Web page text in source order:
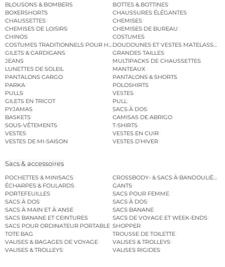
BLOUSONS & BOMBERS
BOTTES & BOTTINES
BOXERSHORTS
CHAUSSURES ÉLÉGANTES
CHAUSSETTES
CHEMISES
CHEMISES DE LOISIRS
CHEMISES DE BUREAU
CHINOS
COSTUMES
COSTUMES TRADITIONNELS POUR HOMMEDOUDOUNES ET VESTES MATELASSÉES
GILETS & CARDIGANS
GRANDES TAILLES
JEANS
MULTIPACKS DE CHAUSSETTES
LUNETTES DE SOLEIL
MANTEAUX
PANTALONS CARGO
PANTALONS & SHORTS
PARKA
POLOSHIRTS
PULLS
VESTES
GILETS EN TRICOT
PULL
PYJAMAS
SACS À DOS
BASKETS
CAMISAS DE ABRIGO
SOUS-VÊTEMENTS
T-SHIRTS
VESTES
VESTES EN CUIR
VESTES DE MI-SAISON
VESTES D’HIVER
Sacs & accessoires
POCHETTES & MINISACS
CROSSBODY- & SACS À BANDOULIÈRE
ÉCHARPES & FOULARDS
GANTS
PORTEFEUILLES
SACS POUR FEMME
SACS À DOS
SACS À DOS
SACS À MAIN ET À ANSE
SACS BANANE
SACS BANANE ET CEINTURES
SACS DE VOYAGE ET WEEK-ENDS
SACS POUR ORDINATEUR PORTABLE SHOPPER
TOTE BAG
TROUSSE DE TOILETTE
VALISES & BAGAGES DE VOYAGE
VALISES & TROLLEYS
VALISES & TROLLEYS
VALISES RIGIDES